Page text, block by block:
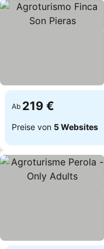
Ab 219 €
Preise von 5 Websites